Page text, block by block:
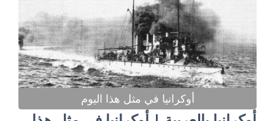
أوكرانيا في مثل هذا اليوم